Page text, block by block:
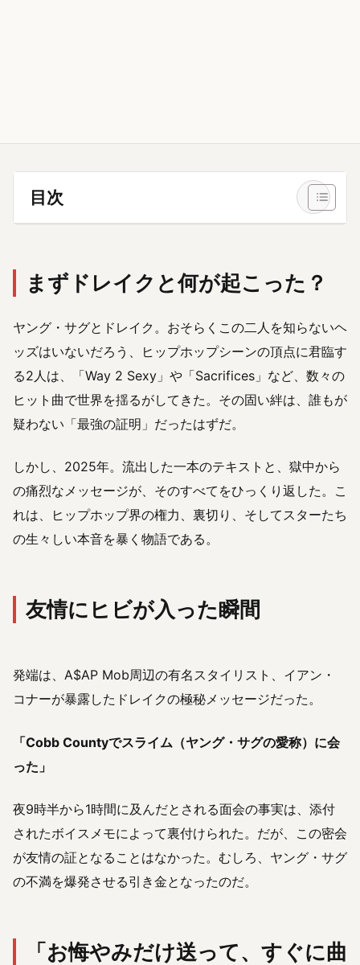
目次
まずドレイクと何が起こった？
ヤング・サグとドレイク。おそらくこの二人を知らないヘ
ッズはいないだろう、ヒップホップシーンの頂点に君臨す
る2人は、「Way 2 Sexy」や「Sacrifices」など、数々の
ヒット曲で世界を揺るがしてきた。その固い絆は、誰もが
疑わない「最強の証明」だったはずだ。
しかし、2025年。流出した一本のテキストと、獄中から
の痛烈なメッセージが、そのすべてをひっくり返した。こ
れは、ヒップホップ界の権力、裏切り、そしてスターたち
の生々しい本音を暴く物語である。
友情にヒビが入った瞬間
発端は、A$AP Mob周辺の有名スタイリスト、イアン・
コナーが暴露したドレイクの極秘メッセージだった。
「Cobb Countyでスライム（ヤング・サグの愛称）に会
った」
夜9時半から1時間に及んだとされる面会の事実は、添付
されたボイスメモによって裏付けられた。だが、この密会
が友情の証となることはなかった。むしろ、ヤング・サグ
の不満を爆発させる引き金となったのだ。
「お悔やみだけ送って、すぐに曲